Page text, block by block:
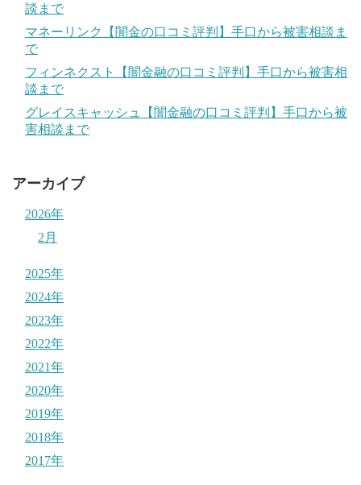
談まで
マネーリンク【闇金の口コミ評判】手口から被害相談ま
で
フィンネクスト【闇金融の口コミ評判】手口から被害相
談まで
グレイスキャッシュ【闇金融の口コミ評判】手口から被
害相談まで
アーカイブ
2026年
2月
2025年
2024年
2023年
2022年
2021年
2020年
2019年
2018年
2017年